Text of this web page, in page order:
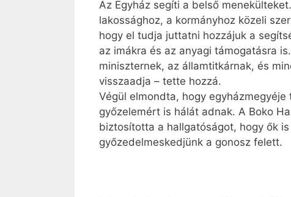
Az Egyház segíti a belső
lakossághoz, a kormányhoz közeli
hogy el tudja juttatni hozzájuk a
az imákra és az anyagi támogatásra
miniszternek, az államtitkárnak, és
visszaadja – tette hozzá.
Végül elmondta, hogy
győzelemért is hálát adnak. A Boko
biztosította a hallgatóságot, hogy ők
győzedelmeskedjünk a gonosz felett.